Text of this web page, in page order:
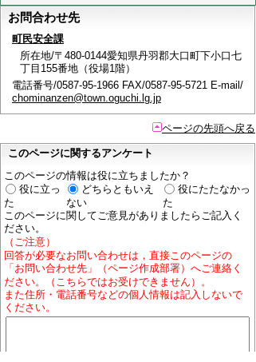
お問合わせ先
町民安全課
所在地/〒480-0144愛知県丹羽郡大口町下小口七
丁目155番地（役場1階）
電話番号/0587-95-1966 FAX/0587-95-5721 E-mail/
chominanzen@town.oguchi.lg.jp
ページの先頭へ戻る
このページに関するアンケート
このページの情報は役に立ちましたか？
役に立っ
た
どちらともいえ
ない
役にたたなかっ
た
このページに関してご意見がありましたらご記入く
ださい。
（ご注意）
回答が必要なお問い合わせは，直接このページの
「お問い合わせ先」（ページ作成部署）へご連絡く
ださい。（こちらではお受けできません）。
また住所・電話番号などの個人情報は記入しないで
ください。